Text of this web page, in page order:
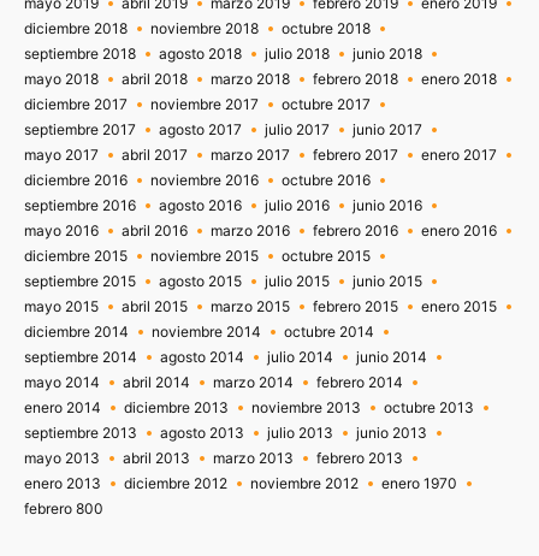
diciembre 2018
noviembre 2018
octubre 2018
septiembre 2018
agosto 2018 julio 2018
junio 2018
mayo 2018
abril 2018 marzo 2018 febrero 2018
enero 2018
diciembre 2017
noviembre 2017
octubre 2017
septiembre 2017
agosto 2017 julio 2017
junio 2017
mayo 2017
abril 2017 marzo 2017 febrero 2017
enero 2017
diciembre 2016
noviembre 2016
octubre 2016
septiembre 2016
agosto 2016 julio 2016
junio 2016
mayo 2016
abril 2016 marzo 2016 febrero 2016
enero 2016
diciembre 2015
noviembre 2015
octubre 2015
septiembre 2015
agosto 2015 julio 2015
junio 2015
mayo 2015
abril 2015 marzo 2015 febrero 2015
enero 2015
diciembre 2014
noviembre 2014
octubre 2014
septiembre 2014
agosto 2014 julio 2014
junio 2014
mayo 2014
abril 2014 marzo 2014
febrero 2014
enero 2014
diciembre 2013 noviembre 2013
octubre 2013
septiembre 2013
agosto 2013 julio 2013
junio 2013
mayo 2013
abril 2013 marzo 2013
febrero 2013
enero 2013
diciembre 2012 noviembre 2012
enero 1970
febrero 800